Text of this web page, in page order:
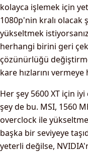
kolayca işlemek için
1080p'nin kralı olacak
yükseltmek
herhangi birini geri
çözünürlüğü
kare hızlarını vermeye
Her şey 5600 XT için
şey de bu. MSI, 1560
overclock ile
başka bir seviyeye
yeterli değilse,